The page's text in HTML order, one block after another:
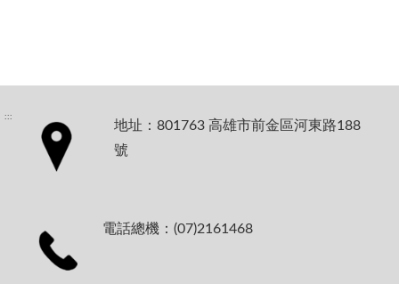
:::
地址：801763 高雄市前金區河東路188
號
電話總機：(07)2161468